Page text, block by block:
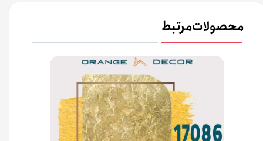
محصولات مرتبط